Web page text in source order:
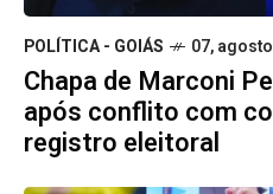
POLÍTICA - GOIÁS 07,
Chapa de Marconi
após conflito com
registro eleitoral